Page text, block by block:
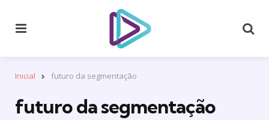
Inicial futuro da segmentação
futuro da segmentação